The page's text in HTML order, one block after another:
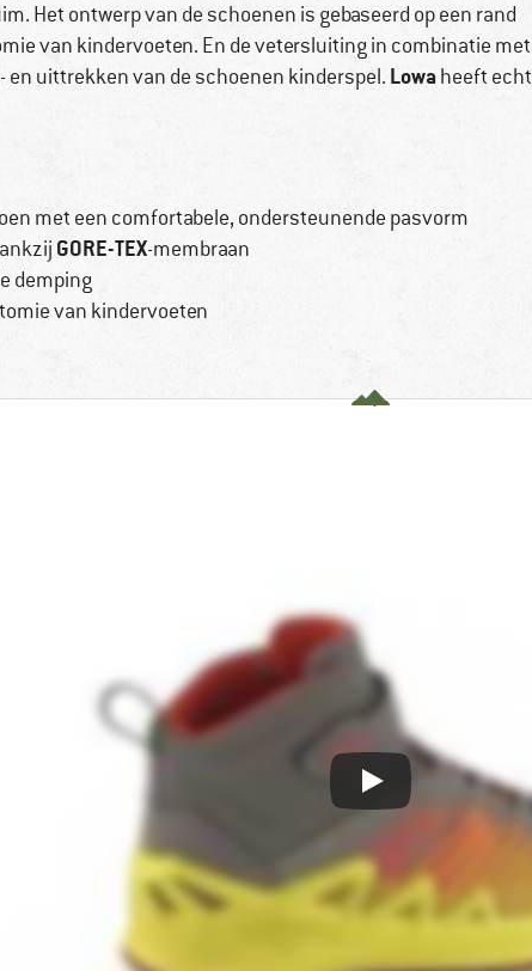
Het ontwerp van de schoenen is gebaseerd op een rand
van kindervoeten. En de vetersluiting in combinatie met
uittrekken van de schoenen kinderspel. Lowaheeft echt
met een comfortabele, ondersteunende pasvorm
GORE-TEX-membraan
demping
van kindervoeten